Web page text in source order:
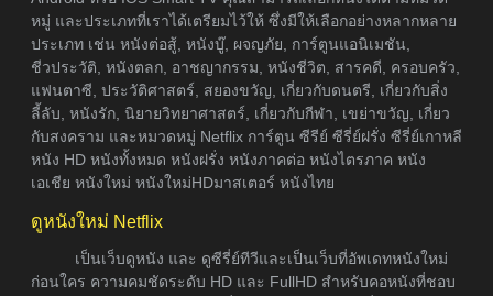
หมู่ และประเภทที่เราได้เตรียมไว้ให้ ซึ่งมีให้เลือกอย่างหลากหลาย
ประเภท เช่น หนังต่อสู้, หนังบู๊, ผจญภัย, การ์ตูนแอนิเมชัน,
ชีวประวัติ, หนังตลก, อาชญากรรม, หนังชีวิต, สารคดี, ครอบครัว,
แฟนตาซี, ประวัติศาสตร์, สยองขวัญ, เกี่ยวกับดนตรี, เกี่ยวกับสิ่ง
ลี้ลับ, หนังรัก, นิยายวิทยาศาสตร์, เกี่ยวกับกีฬา, เขย่าขวัญ, เกี่ยว
กับสงคราม และหมวดหมู่ Netflix การ์ตูน ซีรีย์ ซีรี่ย์ฝรั่ง ซีรี่ย์เกาหลี
หนัง HD หนังทั้งหมด หนังฝรั่ง หนังภาคต่อ หนังไตรภาค หนัง
เอเชีย หนังใหม่ หนังใหม่HDมาสเตอร์ หนังไทย
ดูหนังใหม่ Netflix
เป็นเว็บดูหนัง และ ดูซีรี่ย์ทีวีและเป็นเว็บที่อัพเดทหนังใหม่
ก่อนใคร ความคมชัดระดับ HD และ FullHD สำหรับคอหนังที่ชอบ